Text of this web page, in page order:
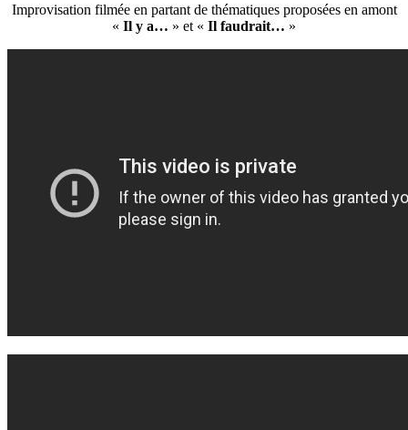
Improvisation filmée en partant de thématiques proposées en amont
« Il y a… » et « Il faudrait… »